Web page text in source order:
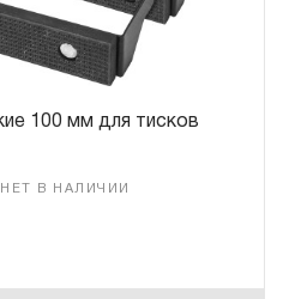
100 мм для тисков
НЕТ В НАЛИЧИИ